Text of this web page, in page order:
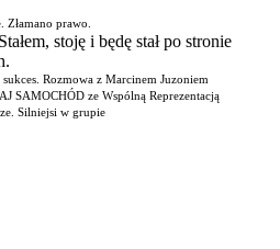
prawo.
stoję i będę stał po stronie
Rozmowa z Marcinem Juzoniem
SAMOCHÓD ze Wspólną Reprezentacją
Silniejsi w grupie